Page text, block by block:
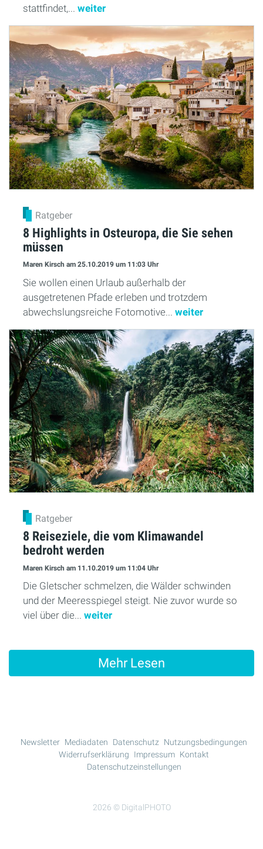
stattfindet,... weiter
Ratgeber
8 Highlights in Osteuropa, die Sie sehen
müssen
Maren Kirsch am 25.10.2019 um 11:03 Uhr
Sie wollen einen Urlaub außerhalb der
ausgetretenen Pfade erleben und trotzdem
abwechslungsreiche Fotomotive... weiter
Ratgeber
8 Reiseziele, die vom Klimawandel
bedroht werden
Maren Kirsch am 11.10.2019 um 11:04 Uhr
Die Gletscher schmelzen, die Wälder schwinden
und der Meeresspiegel steigt. Nie zuvor wurde so
viel über die... weiter
Mehr Lesen
2026 © DigitalPHOTO
Newsletter Mediadaten Datenschutz
Nutzungsbedingungen
Widerrufserklärung
Impressum Kontakt
Datenschutzeinstellungen